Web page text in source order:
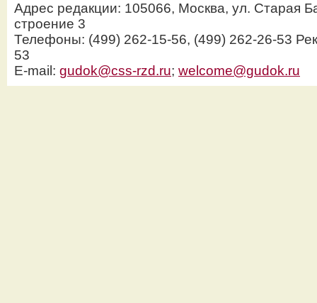
Адрес редакции: 105066, Москва, ул. Старая
строение 3
Телефоны: (499) 262-15-56, (499) 262-26-53
53
E-mail: gudok@css-rzd.ru; welcome@gudok.ru